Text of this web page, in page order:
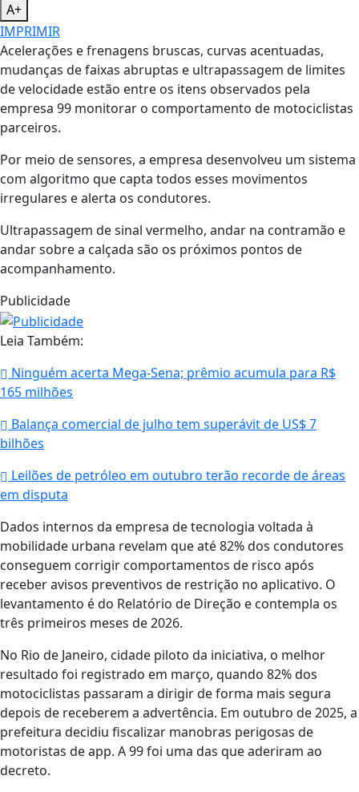
A+
IMPRIMIR
Acelerações e frenagens bruscas, curvas acentuadas,
mudanças de faixas abruptas e ultrapassagem de limites
de velocidade estão entre os itens observados pela
empresa 99 monitorar o comportamento de motociclistas
parceiros.
Por meio de sensores, a empresa desenvolveu um sistema
com algoritmo que capta todos esses movimentos
irregulares e alerta os condutores.
Ultrapassagem de sinal vermelho, andar na contramão e
andar sobre a calçada são os próximos pontos de
acompanhamento.
Publicidade
Leia Também:
Ninguém acerta Mega-Sena; prêmio acumula para R$
165 milhões
Balança comercial de julho tem superávit de US$ 7
bilhões
Leilões de petróleo em outubro terão recorde de áreas
em disputa
Dados internos da empresa de tecnologia voltada à
mobilidade urbana revelam que até 82% dos condutores
conseguem corrigir comportamentos de risco após
receber avisos preventivos de restrição no aplicativo. O
levantamento é do Relatório de Direção e contempla os
três primeiros meses de 2026.
No Rio de Janeiro, cidade piloto da iniciativa, o melhor
resultado foi registrado em março, quando 82% dos
motociclistas passaram a dirigir de forma mais segura
depois de receberem a advertência. Em outubro de 2025, a
prefeitura decidiu fiscalizar manobras perigosas de
motoristas de app. A 99 foi uma das que aderiram ao
decreto.